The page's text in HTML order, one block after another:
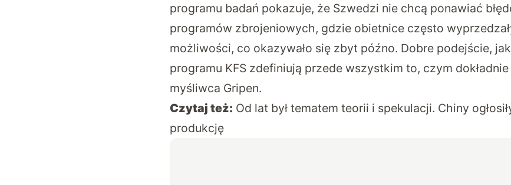
programu badań pokazuje, że Szwedzi nie chcą ponawiać
programów zbrojeniowych, gdzie obietnice często
możliwości, co okazywało się zbyt późno. Dobre podejście,
programu KFS zdefiniują przede wszystkim to, czym
myśliwca Gripen.
Czytaj też: Od lat był tematem teorii i spekulacji. Chiny
produkcję